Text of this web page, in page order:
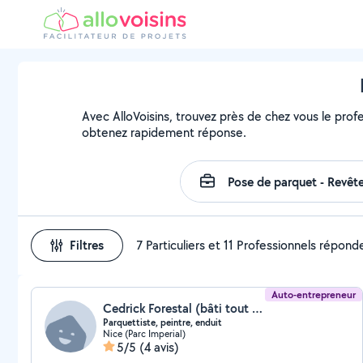
Avec AlloVoisins, trouvez près de chez vous le
obtenez rapidement réponse.
Filtres 7 Particuliers et 11 Professionnels
Auto-entrepreneur
Cedrick Forestal (bâti tout travaux)
Parquettiste, peintre, enduit
Nice (Parc Imperial)
5/5 (4 avis)